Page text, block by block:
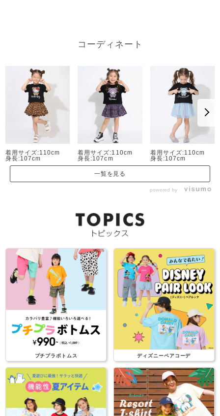
コーディネート
着用サイズ:110cm
身長:107cm
着用サイズ:110cm
身長:107cm
着用サイズ:110cm
身長:107cm
一覧を見る
powered by
プチプラボトムス ディズニーペアコーデ